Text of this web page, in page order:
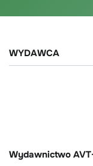
WYDAWCA
Wydawnictwo